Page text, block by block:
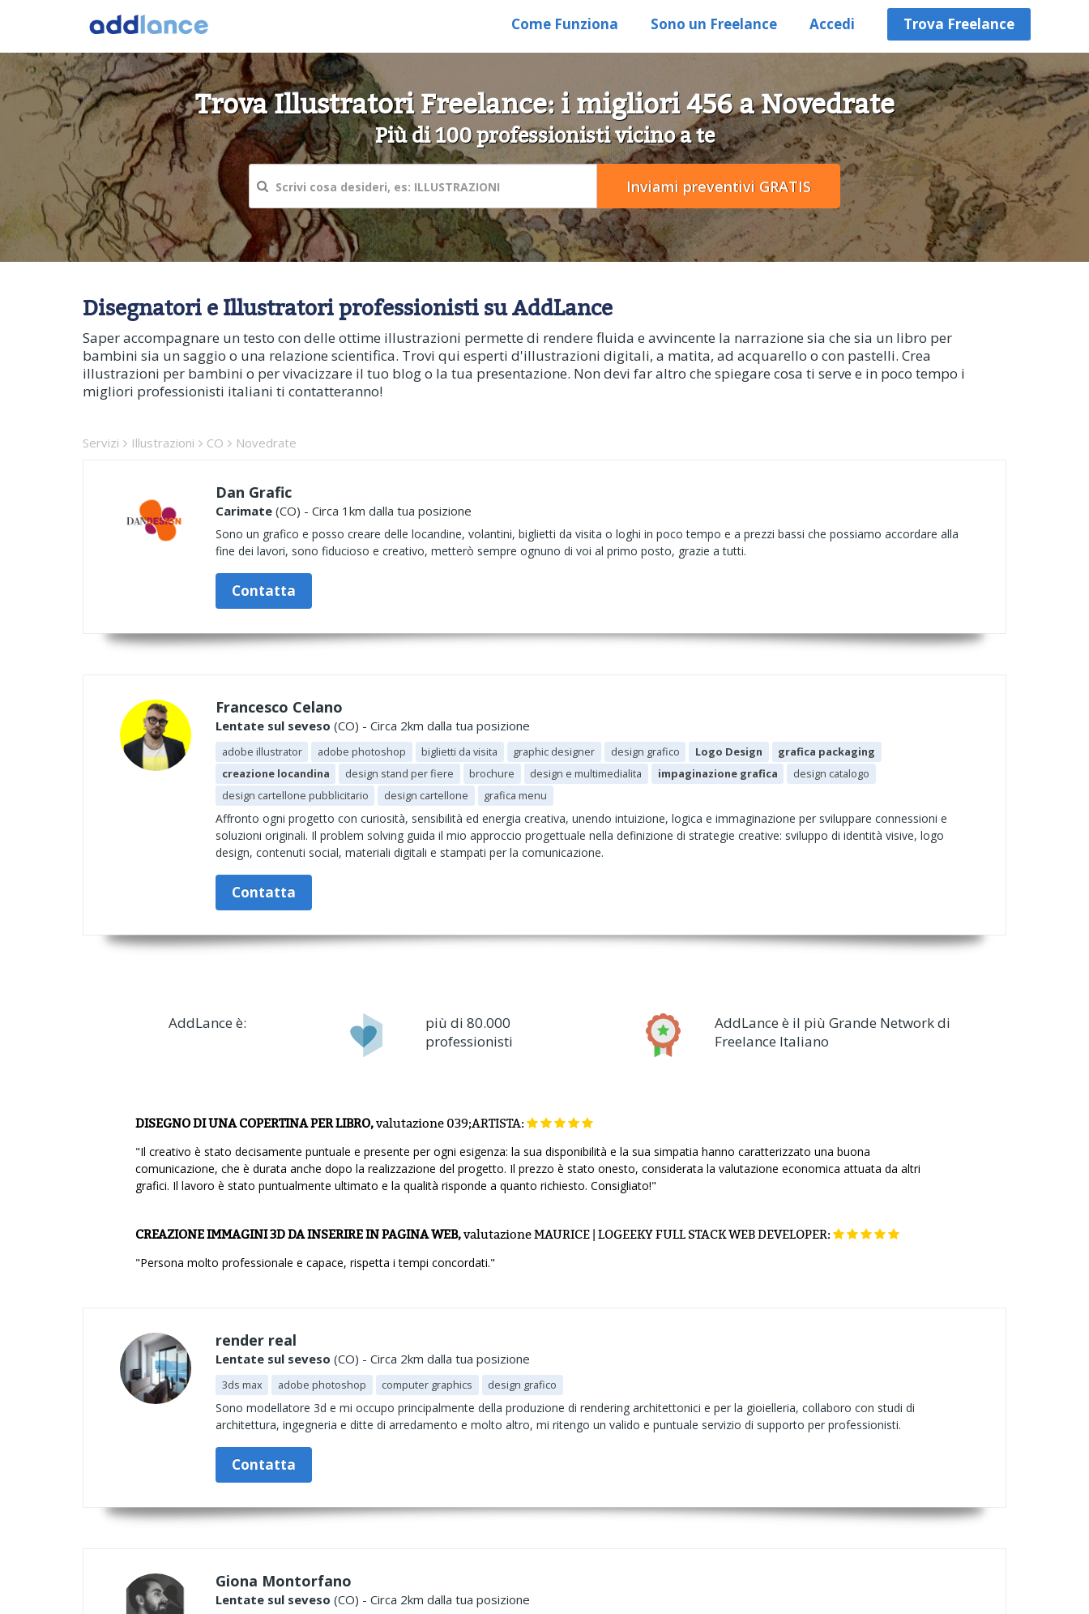
Come Funziona Sono un Freelance Accedi Trova Freelance
Trova Illustratori Freelance: i migliori 456 a Novedrate
Più di 100 professionisti vicino a te
Disegnatori e Illustratori professionisti su AddLance
Saper accompagnare un testo con delle ottime illustrazioni permette di rendere fluida e avvincente la narrazione sia che sia un libro per
bambini sia un saggio o una relazione scientifica. Trovi qui esperti d'illustrazioni digitali, a matita, ad acquarello o con pastelli. Crea
illustrazioni per bambini o per vivacizzare il tuo blog o la tua presentazione. Non devi far altro che spiegare cosa ti serve e in poco tempo i
migliori professionisti italiani ti contatteranno!
Servizi Illustrazioni CO Novedrate
Dan Grafic
Carimate (CO) - Circa 1km dalla tua posizione
Sono un grafico e posso creare delle locandine, volantini, biglietti da visita o loghi in poco tempo e a prezzi bassi che possiamo accordare alla
fine dei lavori, sono fiducioso e creativo, metterò sempre ognuno di voi al primo posto, grazie a tutti.
Contatta
Francesco Celano
Lentate sul seveso (CO) - Circa 2km dalla tua posizione
adobe illustrator adobe photoshop biglietti da visita graphic designer design grafico Logo Design
grafica packaging
creazione locandina
design stand per fiere brochure design e multimedialita impaginazione grafica
design catalogo
design cartellone pubblicitario
design cartellone grafica menu
Affronto ogni progetto con curiosità, sensibilità ed energia creativa, unendo intuizione, logica e immaginazione per sviluppare connessioni e
soluzioni originali. Il problem solving guida il mio approccio progettuale nella definizione di strategie creative: sviluppo di identità visive, logo
design, contenuti social, materiali digitali e stampati per la comunicazione.
Contatta
AddLance è:
più di 80.000
professionisti
AddLance è il più Grande Network di
Freelance Italiano
DISEGNO DI UNA COPERTINA PER LIBRO,valutazione039;ARTISTA:
"Il creativo è stato decisamente puntuale e presente per ogni esigenza: la sua disponibilità e la sua simpatia hanno caratterizzato una buona
comunicazione, che è durata anche dopo la realizzazione del progetto. Il prezzo è stato onesto, considerata la valutazione economica attuata da altri
grafici. Il lavoro è stato puntualmente ultimato e la qualità risponde a quanto richiesto. Consigliato!"
CREAZIONE IMMAGINI 3D DA INSERIRE IN PAGINA WEB,valutazioneMAURICE | LOGEEKY FULL STACK WEB DEVELOPER:
"Persona molto professionale e capace, rispetta i tempi concordati."
render real
Lentate sul seveso (CO) - Circa 2km dalla tua posizione
3ds max adobe photoshop computer graphics design grafico
Sono modellatore 3d e mi occupo principalmente della produzione di rendering architettonici e per la gioielleria, collaboro con studi di
architettura, ingegneria e ditte di arredamento e molto altro, mi ritengo un valido e puntuale servizio di supporto per professionisti.
Contatta
Giona Montorfano
Lentate sul seveso (CO) - Circa 2km dalla tua posizione